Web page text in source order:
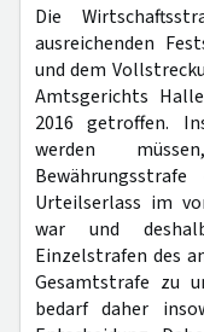
Die
ausreichenden
und dem
Amtsgerichts
2016 getroffen.
werden
Urteilserlass im
war und
Einzelstrafen des
Gesamtstrafe zu
bedarf daher